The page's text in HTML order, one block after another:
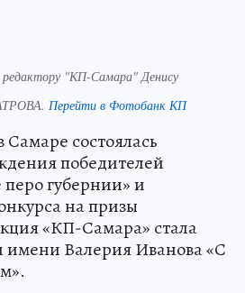
редактору "КП-Самара" Денису
Перейти в Фотобанк КП
Самаре состоялась
победителей
перо губернии» и
на призы
«КП-Самара» стала
имени Валерия Иванова «С